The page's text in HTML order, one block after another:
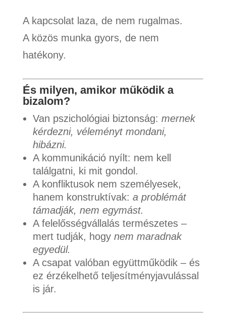
A kapcsolat laza, de nem rugalmas.
A közös munka gyors, de nem
hatékony.
És milyen, amikor működik a
bizalom?
Van pszichológiai biztonság: mernek
kérdezni, véleményt mondani,
hibázni.
A kommunikáció nyílt: nem kell
találgatni, ki mit gondol.
A konfliktusok nem személyesek,
hanem konstruktívak: a problémát
támadják, nem egymást.
A felelősségvállalás természetes –
mert tudják, hogy nem maradnak
egyedül.
A csapat valóban együttműködik – és
ez érzékelhető teljesítményjavulással
is jár.